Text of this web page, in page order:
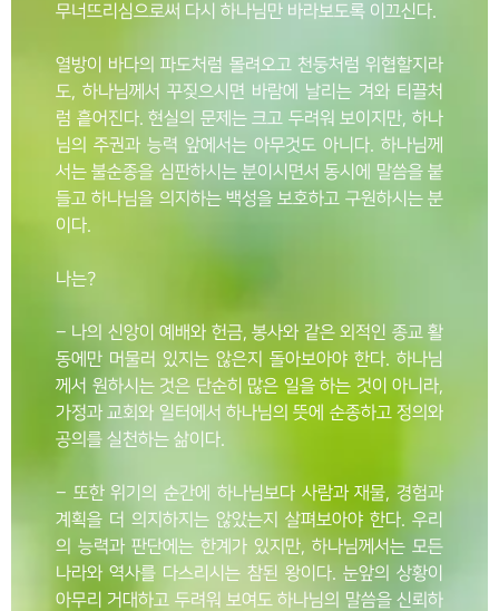
무너뜨리심으로써 다시 하나님만 바라보도록 이끄신다.
열방이 바다의 파도처럼 몰려오고 천둥처럼 위협할지라
도, 하나님께서 꾸짖으시면 바람에 날리는 겨와 티끌처
럼 흩어진다. 현실의 문제는 크고 두려워 보이지만, 하나
님의 주권과 능력 앞에서는 아무것도 아니다. 하나님께
서는 불순종을 심판하시는 분이시면서 동시에 말씀을 붙
들고 하나님을 의지하는 백성을 보호하고 구원하시는 분
이다.
나는?
– 나의 신앙이 예배와 헌금, 봉사와 같은 외적인 종교 활
동에만 머물러 있지는 않은지 돌아보아야 한다. 하나님
께서 원하시는 것은 단순히 많은 일을 하는 것이 아니라,
가정과 교회와 일터에서 하나님의 뜻에 순종하고 정의와
공의를 실천하는 삶이다.
– 또한 위기의 순간에 하나님보다 사람과 재물, 경험과
계획을 더 의지하지는 않았는지 살펴보아야 한다. 우리
의 능력과 판단에는 한계가 있지만, 하나님께서는 모든
나라와 역사를 다스리시는 참된 왕이다. 눈앞의 상황이
아무리 거대하고 두려워 보여도 하나님의 말씀을 신뢰하